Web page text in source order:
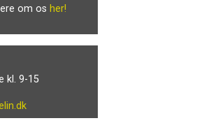
om os her!
kl. 9-15